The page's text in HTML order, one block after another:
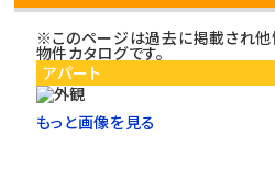
※このページは過去に掲載され他
物件カタログです。
アパート
もっと画像を見る